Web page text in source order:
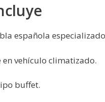
española
vehículo climatizado.
buffet.